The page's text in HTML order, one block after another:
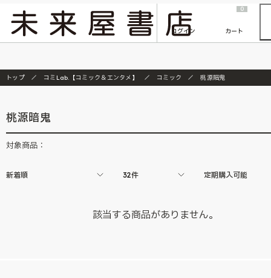
『ONE PIECE magazine 021 ONE PIECEカード付き同梱版』発売延期のご案内
ログイン
0
カート
トップ コミLab.【コミック＆エンタメ】 コミック 桃源暗鬼
桃源暗鬼
対象商品：
新着順 32件 定期購入可能
該当する商品がありません。